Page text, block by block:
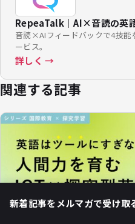
RepeaTalk｜AI×音読の英
音読×AIフィードバックで4技能
ービス。
詳しく →
関連する記事
新着記事をメルマガで受け取